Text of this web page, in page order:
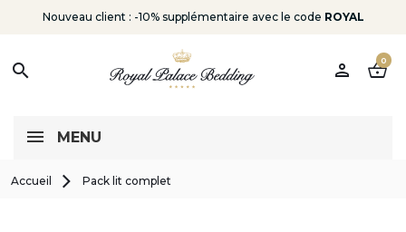
Nouveau client : -10% supplémentaire avec le code ROYAL
search person shopping_basket
0
MENU
Accueil Pack lit complet